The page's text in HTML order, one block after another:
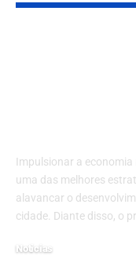
Impulsionar a economia
uma das melhores
alavancar o
cidade. Diante disso, o
Noticias